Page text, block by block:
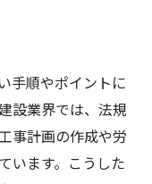
手順やポイントに
設業界では、法規
事計画の作成や労
います。こうした